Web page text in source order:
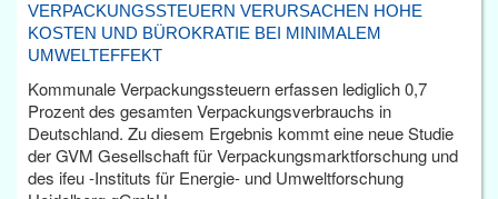
VERPACKUNGSSTEUERN VERURSACHEN HOHE
KOSTEN UND BÜROKRATIE BEI MINIMALEM
UMWELTEFFEKT
Kommunale Verpackungssteuern erfassen lediglich 0,7
Prozent des gesamten Verpackungsverbrauchs in
Deutschland. Zu diesem Ergebnis kommt eine neue Studie
der GVM Gesellschaft für Verpackungsmarktforschung und
des ifeu -Instituts für Energie- und Umweltforschung